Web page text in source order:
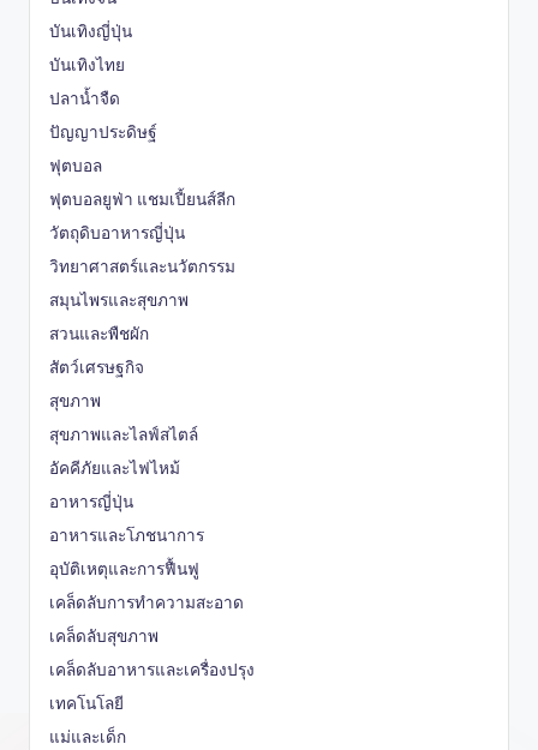
บันเทิงญี่ปุ่น
บันเทิงไทย
ปลาน้ำจืด
ปัญญาประดิษฐ์
ฟุตบอล
ฟุตบอลยูฟ่า แชมเปี้ยนส์ลีก
วัตถุดิบอาหารญี่ปุ่น
วิทยาศาสตร์และนวัตกรรม
สมุนไพรและสุขภาพ
สวนและพืชผัก
สัตว์เศรษฐกิจ
สุขภาพ
สุขภาพและไลฟ์สไตล์
อัคคีภัยและไฟไหม้
อาหารญี่ปุ่น
อาหารและโภชนาการ
อุบัติเหตุและการฟื้นฟู
เคล็ดลับการทำความสะอาด
เคล็ดลับสุขภาพ
เคล็ดลับอาหารและเครื่องปรุง
เทคโนโลยี
แม่และเด็ก